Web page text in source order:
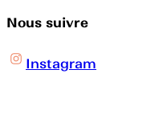
Nous suivre
Instagram